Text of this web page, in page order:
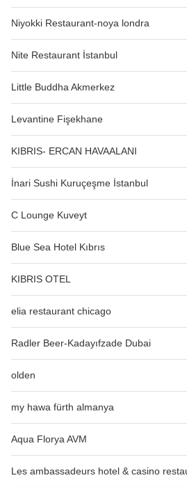
Niyokki Restaurant-noya londra
Nite Restaurant İstanbul
Little Buddha Akmerkez
Levantine Fişekhane
KIBRIS- ERCAN HAVAALANI
İnari Sushi Kuruçeşme İstanbul
C Lounge Kuveyt
Blue Sea Hotel Kıbrıs
KIBRIS OTEL
elia restaurant chicago
Radler Beer-Kadayıfzade Dubai
olden
my hawa fürth almanya
Aqua Florya AVM
Les ambassadeurs hotel & casino